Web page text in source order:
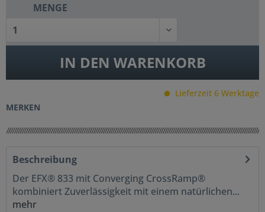
MENGE
IN DEN WARENKORB
Lieferzeit 6 Werktage
MERKEN
Beschreibung
Der EFX® 833 mit Converging CrossRamp®
kombiniert Zuverlässigkeit mit einem natürlichen...
mehr